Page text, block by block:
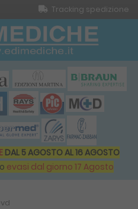
Tracking spedizione
DAL 5 AGOSTO AL 16 AGOSTO
evasi dal giorno 17 Agosto